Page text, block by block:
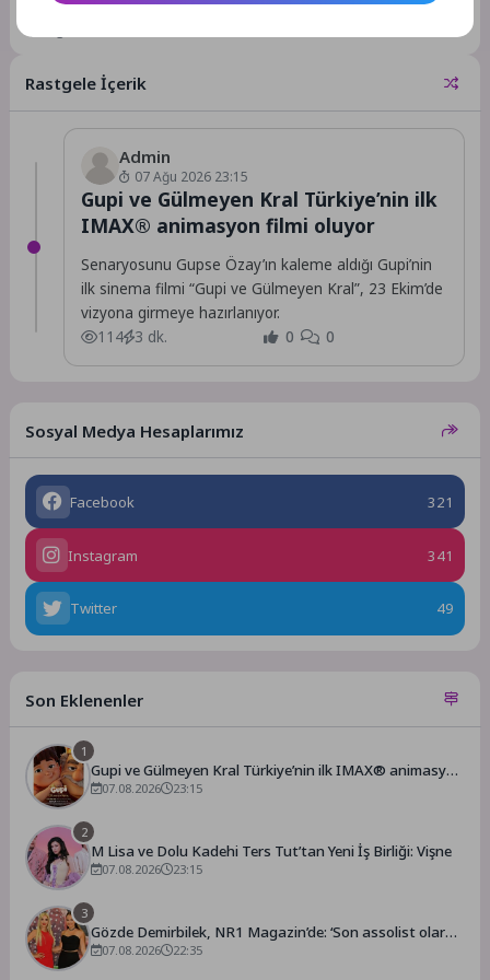
Değerlendirdi
Rastgele İçerik
Admin
07 Ağu 2026 23:15
Gupi ve Gülmeyen Kral Türkiye’nin ilk
IMAX® animasyon filmi oluyor
Senaryosunu Gupse Özay’ın kaleme aldığı Gupi’nin
ilk sinema filmi “Gupi ve Gülmeyen Kral”, 23 Ekim’de
vizyona girmeye hazırlanıyor.
114 3 dk. 0 0
Sosyal Medya Hesaplarımız
Facebook 321
Instagram 341
Twitter 49
Son Eklenenler
1
Gupi ve Gülmeyen Kral Türkiye’nin ilk IMAX® animasyon
filmi oluyor
07.08.2026 23:15
2
M Lisa ve Dolu Kadehi Ters Tut’tan Yeni İş Birliği: Vişne
07.08.2026 23:15
3
Gözde Demirbilek, NR1 Magazin’de: ‘Son assolist olarak
var olacağım!’
07.08.2026 22:35